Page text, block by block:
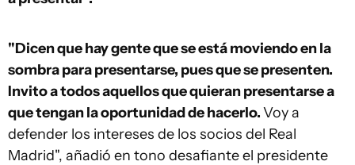
"Dicen que hay gente que se está moviendo en la
sombra para presentarse, pues que se presenten.
Invito a todos aquellos que quieran presentarse a
que tengan la oportunidad de hacerlo.Voy a
defender los intereses de los socios del Real
Madrid", añadió en tono desafiante el presidente